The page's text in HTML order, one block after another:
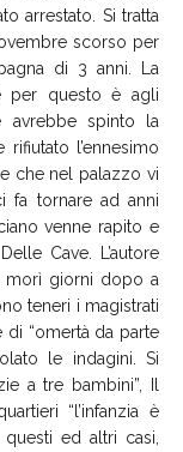
arrestato. Si tratta
scorso per
di 3 anni. La
per questo è agli
avrebbe spinto la
l’ennesimo
che nel palazzo vi
fa tornare ad anni
venne rapito e
Cave. L’autore
morì giorni dopo a
teneri i magistrati
“omertà da parte
le indagini. Si
a tre bambini”, Il
“l’infanzia è
ed altri casi,